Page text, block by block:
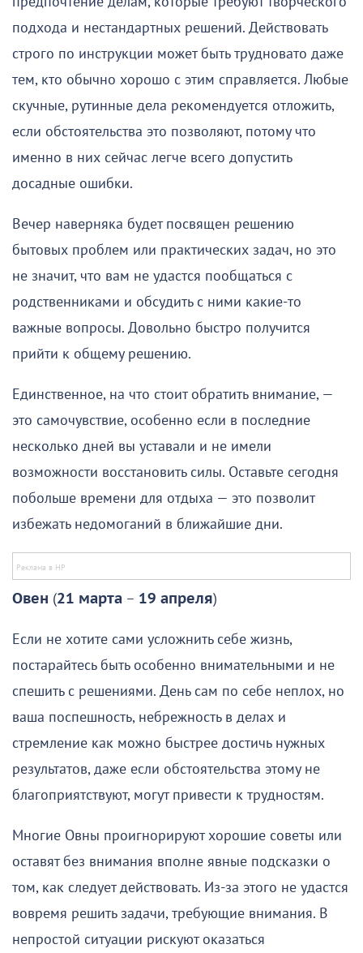
подхода и нестандартных решений. Действовать
строго по инструкции может быть трудновато даже
тем, кто обычно хорошо с этим справляется. Любые
скучные, рутинные дела рекомендуется отложить,
если обстоятельства это позволяют, потому что
именно в них сейчас легче всего допустить
досадные ошибки.
Вечер наверняка будет посвящен решению
бытовых проблем или практических задач, но это
не значит, что вам не удастся пообщаться с
родственниками и обсудить с ними какие-то
важные вопросы. Довольно быстро получится
прийти к общему решению.
Единственное, на что стоит обратить внимание, —
это самочувствие, особенно если в последние
несколько дней вы уставали и не имели
возможности восстановить силы. Оставьте сегодня
побольше времени для отдыха — это позволит
избежать недомоганий в ближайшие дни.
Овен (21 марта – 19 апреля)
Если не хотите сами усложнить себе жизнь,
постарайтесь быть особенно внимательными и не
спешить с решениями. День сам по себе неплох, но
ваша поспешность, небрежность в делах и
стремление как можно быстрее достичь нужных
результатов, даже если обстоятельства этому не
благоприятствуют, могут привести к трудностям.
Многие Овны проигнорируют хорошие советы или
оставят без внимания вполне явные подсказки о
том, как следует действовать. Из-за этого не удастся
вовремя решить задачи, требующие внимания. В
непростой ситуации рискуют оказаться